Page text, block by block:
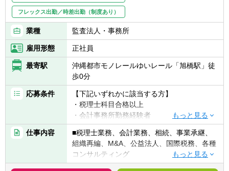
フレックス出勤／時差出勤（制度あり）
業種 監査法人・事務所
雇用形態 正社員
最寄駅
沖縄都市モノレールゆいレール「旭橋駅」徒
歩0分
応募条件
【下記いずれかに該当する方】
・税理士科目合格以上
・会計事務所勤務経験者
・公認会計士（監査経験1年以上ある方)※税
務業務未経験会計士の方も歓迎いたしま
す！！
・普通自動車免許
仕事内容
■税理士業務、会計業務、相続、事業承継、
組織再編、M&A、公益法人、国際税務、各種
コンサルティング